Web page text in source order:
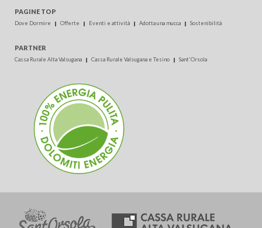
PAGINE TOP
Dove Dormire Offerte Eventi e attività Adotta una mucca Sostenibilità
PARTNER
Cassa Rurale Alta Valsugana Cassa Rurale Valsugana e Tesino Sant'Orsola